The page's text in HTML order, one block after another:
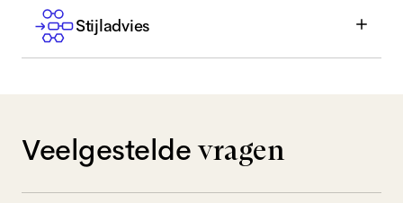
Stijladvies
Veelgesteldevragen